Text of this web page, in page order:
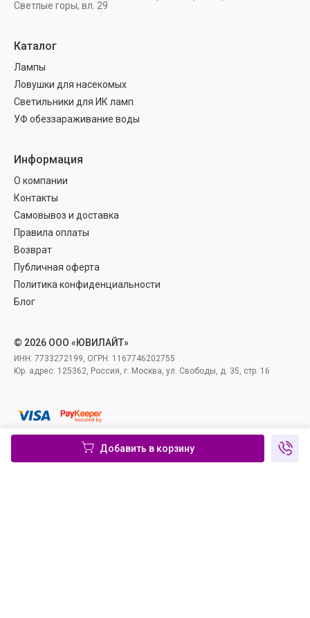
Добавить в корзину
Светлые горы, вл. 29
Каталог
Лампы
Ловушки для насекомых
Светильники для ИК ламп
УФ обеззараживание воды
Информация
О компании
Контакты
Самовывоз и доставка
Правила оплаты
Возврат
Публичная оферта
Политика конфиденциальности
Блог
© 2026 ООО «ЮВИЛАЙТ»
ИНН: 7733272199, ОГРН: 1167746202755
Юр. адрес: 125362, Россия, г. Москва, ул. Свободы, д. 35, стр. 16